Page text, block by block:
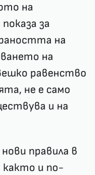
на
за
на
на
равенство
не е само
и на
правила в
както и по-